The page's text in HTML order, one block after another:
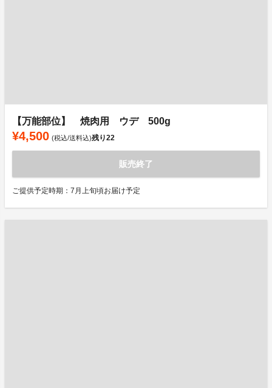
【万能部位】 焼肉用 ウデ 500g
¥4,500 (税込/送料込)残り22
販売終了
ご提供予定時期：7月上旬頃お届け予定